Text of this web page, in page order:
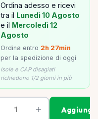
Ordina adesso e ricevi
tra il Lunedì 10 Agosto
e il Mercoledì 12
Agosto
Ordina entro 2h 27min
per la spedizione di oggi
Isole e CAP disagiati
richiedono 1/2 giorni in più